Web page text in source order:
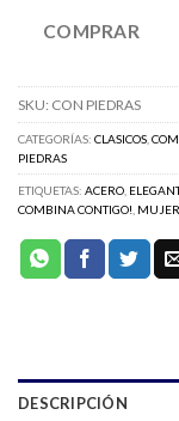
COMPRAR
SKU: CON PIEDRAS
CATEGORÍAS: CLASICOS
PIEDRAS
ETIQUETAS: ACERO
COMBINA CONTIGO! MUJER
DESCRIPCIÓN